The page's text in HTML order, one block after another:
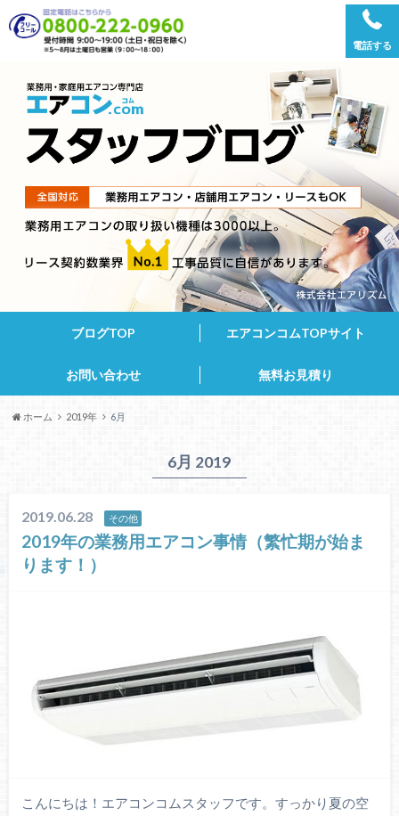
電話する
ブログTOP エアコンコムTOPサイト
お問い合わせ 無料お見積り
ホーム 2019年 6月
6月 2019
2019.06.28 その他
2019年の業務用エアコン事情（繁忙期が始ま
ります！）
こんにちは！エアコンコムスタッフです。すっかり夏の空